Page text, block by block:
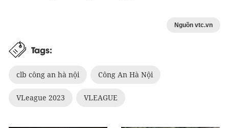
Nguồn vtc.vn
Tags:
clb công an hà nội Công An Hà Nội
VLeague 2023 VLEAGUE